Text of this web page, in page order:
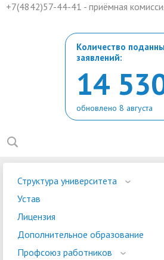
+7(4842)57-44-41 - приёмная
Количество
заявлений:
14
обновлено 8 августа
Структура университета
Устав
Лицензия
Дополнительное образование
Профсоюз работников